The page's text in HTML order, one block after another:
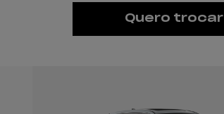
Quero trocar